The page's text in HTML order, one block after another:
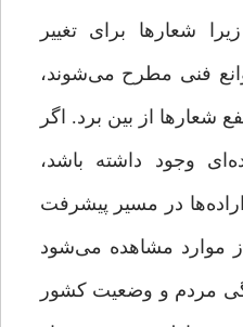
شعارها برای تغییر
فنی مطرح می‌شوند،
شعارها از بین برد. اگر
وجود داشته باشد،
در مسیر پیشرفت
موارد مشاهده می‌شود
مردم و وضعیت کشور